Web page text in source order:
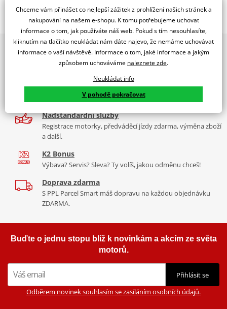
Popis a parametry
Jsme autorizovaný
dealer značky NG
Plovoucí, D320, d80 t4,5, vlnitý design
2x multibrand showroom
9 značek motocyklů, servis, oblečení, doplňky i náhradní
díly, to vše v Praze a Liberci
Více než 30 let zkušeností
Za řídítky motorek, v servisu i prodeji moto vybavení
Nadstandardní služby
Registrace motorky, předváděcí jízdy zdarma, výměna zboží
a další.
K2 Bonus
Výbava? Servis? Sleva? Ty volíš, jakou odměnu chceš!
Doprava zdarma
S PPL Parcel Smart máš dopravu na každou objednávku
ZDARMA.
Buďte o jednu stopu blíž k novinkám a akcím ze světa
motorů.
Přihlásit se
Odběrem novinek souhlasím se zasíláním osobních údajů.
Chceme vám přinášet co nejlepší zážitek z prohlížení našich stránek a
nakupování na našem e-shopu. K tomu potřebujeme uchovat
informace o tom, jak používáte náš web. Pokud s tím nesouhlasíte,
kliknutím na tlačítko neukládat nám dáte najevo, že nemáme uchovávat
informace o vaší návštěvě. Informace o tom, jaké informace a jakým
způsobem uchováváme naleznete zde.
Neukládat info
V pohodě pokračovat